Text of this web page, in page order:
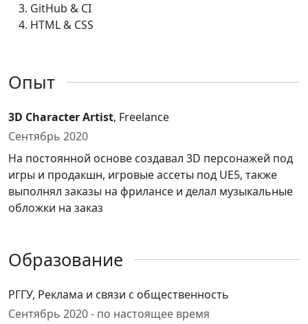
GitHub & CI
HTML & CSS
Опыт
3D Character Artist, Freelance
Сентябрь 2020
На постоянной основе создавал 3D персонажей под
игры и продакшн, игровые ассеты под UE5, также
выполнял заказы на фрилансе и делал музыкальные
обложки на заказ
Образование
РГГУ, Реклама и связи с общественность
Сентябрь 2020 - по настоящее время